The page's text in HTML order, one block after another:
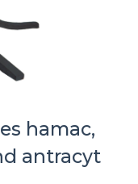
hamac,
antracyt